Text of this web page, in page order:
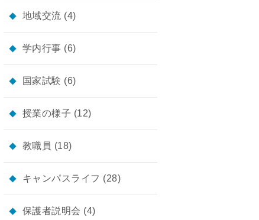
地域交流 (4)
学内行事 (6)
国家試験 (6)
授業の様子 (12)
教職員 (18)
キャンパスライフ (28)
保護者説明会 (4)